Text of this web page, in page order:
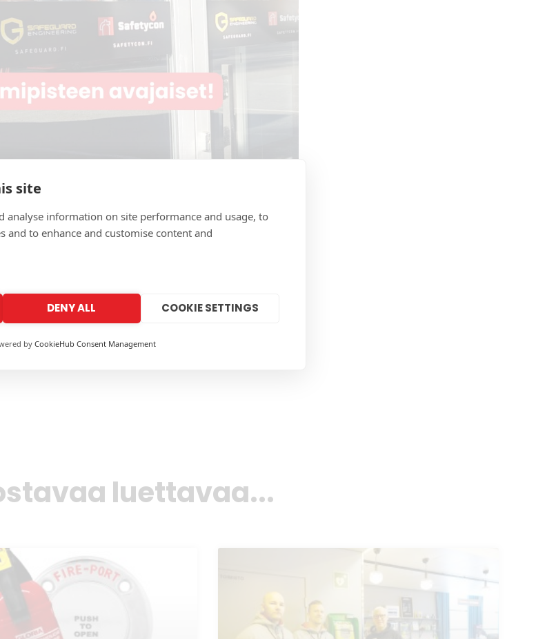
site
analyse information on site performance and usage, to
and to enhance and customise content and
DENY ALL COOKIE SETTINGS
byCookieHub Consent Management
luettavaa...